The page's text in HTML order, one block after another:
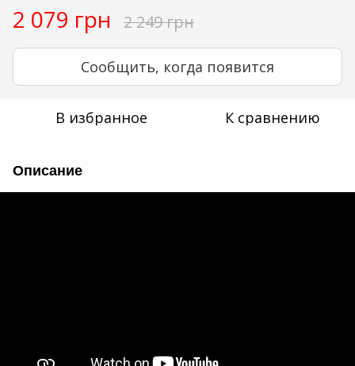
2 079 грн 2 249 грн
Сообщить, когда появится
В избранное К сравнению
Описание